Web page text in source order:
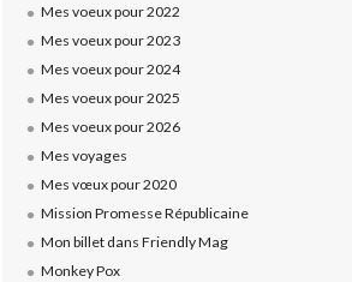
Mes voeux pour 2022
Mes voeux pour 2023
Mes voeux pour 2024
Mes voeux pour 2025
Mes voeux pour 2026
Mes voyages
Mes vœux pour 2020
Mission Promesse Républicaine
Mon billet dans Friendly Mag
Monkey Pox